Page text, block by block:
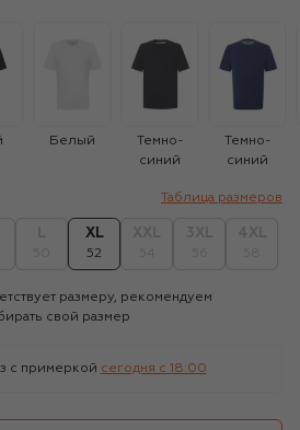
Белый
Темно-
синий
Темно-
синий
Таблица размеров
XL
52
размеру, рекомендуем
свой размер
с примеркой сегодня c 18:00